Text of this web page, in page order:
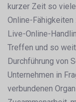
kurzer Zeit so
Online-
Live-Online-
Treffen und so
Durchführung von
Unternehmen in
verbundenen